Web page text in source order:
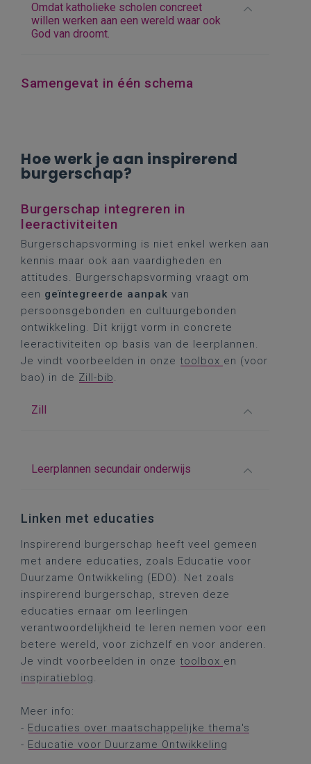
Omdat katholieke scholen concreet
willen werken aan een wereld waar ook
God van droomt.
Samengevat in één schema
Hoe werk je aan inspirerend
burgerschap?
Burgerschap integreren in
leeractiviteiten
Burgerschapsvorming is niet enkel werken aan
kennis maar ook aan vaardigheden en
attitudes. Burgerschapsvorming vraagt om
een geïntegreerde aanpak van
persoonsgebonden en cultuurgebonden
ontwikkeling. Dit krijgt vorm in concrete
leeractiviteiten op basis van de leerplannen.
Je vindt voorbeelden in onze toolbox en (voor
bao) in de Zill-bib.
Zill
Leerplannen secundair onderwijs
Linken met educaties
Inspirerend burgerschap heeft veel gemeen
met andere educaties, zoals Educatie voor
Duurzame Ontwikkeling (EDO). Net zoals
inspirerend burgerschap, streven deze
educaties ernaar om leerlingen
verantwoordelijkheid te leren nemen voor een
betere wereld, voor zichzelf en voor anderen.
Je vindt voorbeelden in onze toolbox en
inspiratieblog.
Meer info:
- Educaties over maatschappelijke thema's
- Educatie voor Duurzame Ontwikkeling